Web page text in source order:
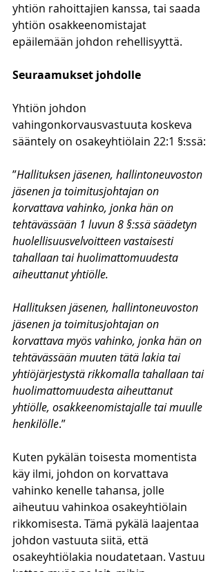
yhtiön rahoittajien kanssa, tai saada
yhtiön osakkeenomistajat
epäilemään johdon rehellisyyttä.
Seuraamukset johdolle
Yhtiön johdon
vahingonkorvausvastuuta koskeva
sääntely on osakeyhtiölain 22:1 §:ssä:
”Hallituksen jäsenen, hallintoneuvoston
jäsenen ja toimitusjohtajan on
korvattava vahinko, jonka hän on
tehtävässään 1 luvun 8 §:ssä säädetyn
huolellisuusvelvoitteen vastaisesti
tahallaan tai huolimattomuudesta
aiheuttanut yhtiölle.
Hallituksen jäsenen, hallintoneuvoston
jäsenen ja toimitusjohtajan on
korvattava myös vahinko, jonka hän on
tehtävässään muuten tätä lakia tai
yhtiöjärjestystä rikkomalla tahallaan tai
huolimattomuudesta aiheuttanut
yhtiölle, osakkeenomistajalle tai muulle
henkilölle.”
Kuten pykälän toisesta momentista
käy ilmi, johdon on korvattava
vahinko kenelle tahansa, jolle
aiheutuu vahinkoa osakeyhtiölain
rikkomisesta. Tämä pykälä laajentaa
johdon vastuuta siitä, että
osakeyhtiölakia noudatetaan. Vastuu